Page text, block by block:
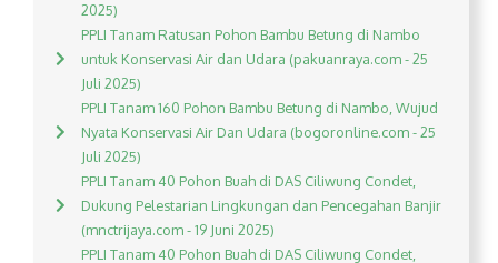
2025)
PPLI Tanam Ratusan Pohon Bambu Betung di Nambo
untuk Konservasi Air dan Udara (pakuanraya.com - 25
Juli 2025)
PPLI Tanam 160 Pohon Bambu Betung di Nambo, Wujud
Nyata Konservasi Air Dan Udara (bogoronline.com - 25
Juli 2025)
PPLI Tanam 40 Pohon Buah di DAS Ciliwung Condet,
Dukung Pelestarian Lingkungan dan Pencegahan Banjir
(mnctrijaya.com - 19 Juni 2025)
PPLI Tanam 40 Pohon Buah di DAS Ciliwung Condet,